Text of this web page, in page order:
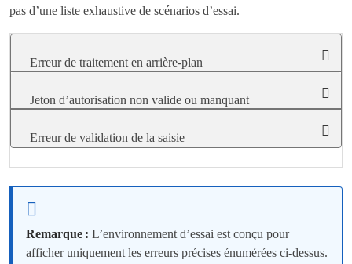
pas d’une liste exhaustive de scénarios d’essai.
Erreur de traitement en arrière-plan
Jeton d’autorisation non valide ou manquant
Erreur de validation de la saisie
Remarque : L’environnement d’essai est conçu pour
afficher uniquement les erreurs précises énumérées ci-dessus.